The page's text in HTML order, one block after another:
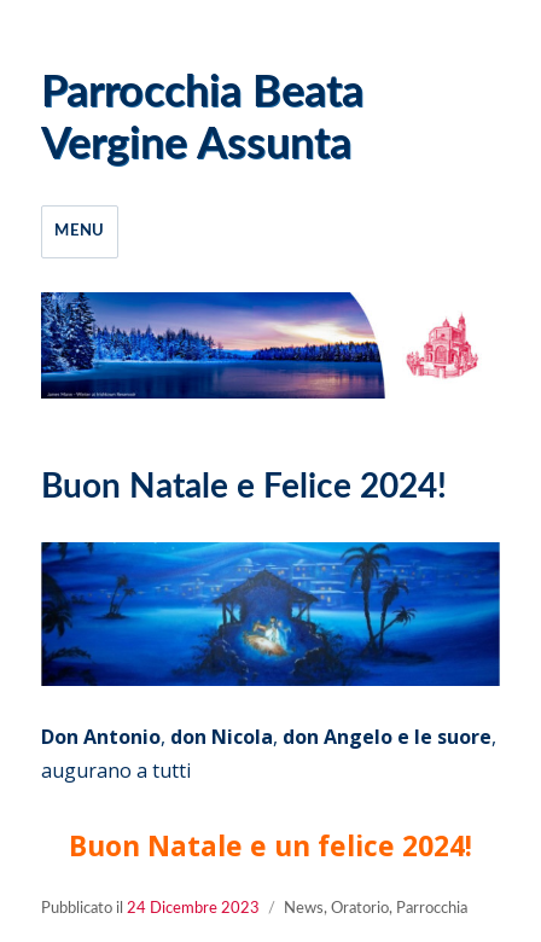
Parrocchia Beata
Vergine Assunta
MENU
Buon Natale e Felice 2024!
Don Antonio, don Nicola, don Angelo e le suore,
augurano a tutti
Buon Natale e un felice 2024!
Pubblicato ilPubblicato
24 Dicembre 2023 Categorie
News,Oratorio, Parrocchia